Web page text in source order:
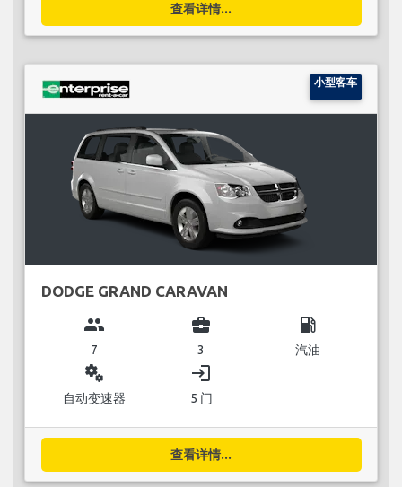
查看详情...
小型客车
DODGE GRAND CARAVAN
group
7
business_center
3
local_gas_station
汽油
miscellaneous_services
自动变速器
login
5 门
查看详情...